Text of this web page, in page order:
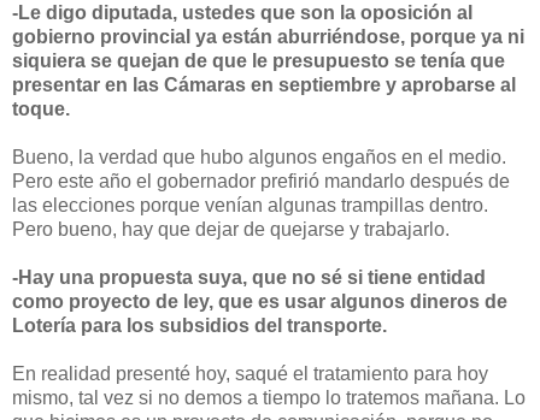
-Le digo diputada, ustedes que son la oposición al
gobierno provincial ya están aburriéndose, porque ya ni
siquiera se quejan de que le presupuesto se tenía que
presentar en las Cámaras en septiembre y aprobarse al
toque.
Bueno, la verdad que hubo algunos engaños en el medio.
Pero este año el gobernador prefirió mandarlo después de
las elecciones porque venían algunas trampillas dentro.
Pero bueno, hay que dejar de quejarse y trabajarlo.
-Hay una propuesta suya, que no sé si tiene entidad
como proyecto de ley, que es usar algunos dineros de
Lotería para los subsidios del transporte.
En realidad presenté hoy, saqué el tratamiento para hoy
mismo, tal vez si no demos a tiempo lo tratemos mañana. Lo